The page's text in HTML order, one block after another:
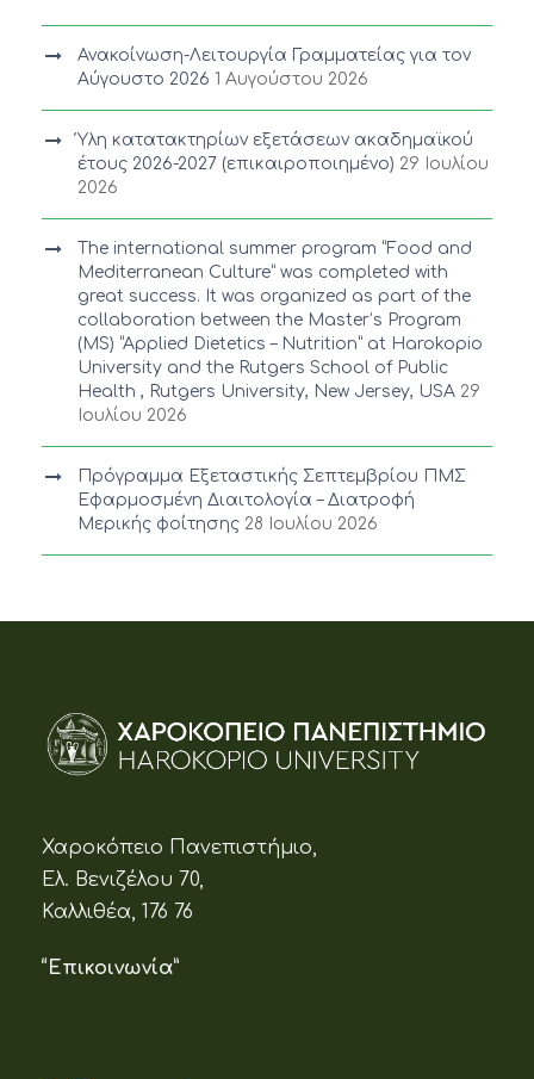
Ανακοίνωση-Λειτουργία Γραμματείας για τον
Αύγουστο 2026 1 Αυγούστου 2026
Ύλη κατατακτηρίων εξετάσεων ακαδημαϊκού
έτους 2026-2027 (επικαιροποιημένο) 29 Ιουλίου
2026
The international summer program “Food and
Mediterranean Culture” was completed with
great success. It was organized as part of the
collaboration between the Master’s Program
(MS) “Applied Dietetics – Nutrition” at Harokopio
University and the Rutgers School of Public
Health , Rutgers University, New Jersey, USA 29
Ιουλίου 2026
Πρόγραμμα Εξεταστικής Σεπτεμβρίου ΠΜΣ
Εφαρμοσμένη Διαιτολογία – Διατροφή
Μερικής φοίτησης 28 Ιουλίου 2026
Χαροκόπειο Πανεπιστήμιο,
Ελ. Βενιζέλου 70,
Καλλιθέα, 176 76
“Επικοινωνία”